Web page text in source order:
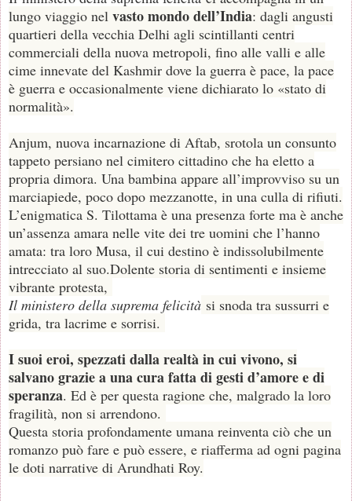
lungo viaggio nel vasto mondo dell’India: dagli angusti
quartieri della vecchia Delhi agli scintillanti centri
commerciali della nuova metropoli, fino alle valli e alle
cime innevate del Kashmir dove la guerra è pace, la pace
è guerra e occasionalmente viene dichiarato lo «stato di
normalità».
Anjum, nuova incarnazione di Aftab, srotola un consunto
tappeto persiano nel cimitero cittadino che ha eletto a
propria dimora. Una bambina appare all’improvviso su un
marciapiede, poco dopo mezzanotte, in una culla di rifiuti.
L’enigmatica S. Tilottama è una presenza forte ma è anche
un’assenza amara nelle vite dei tre uomini che l’hanno
amata: tra loro Musa, il cui destino è indissolubilmente
intrecciato al suo.Dolente storia di sentimenti e insieme
vibrante protesta,
Il ministero della suprema felicità si snoda tra sussurri e
grida, tra lacrime e sorrisi.
I suoi eroi, spezzati dalla realtà in cui vivono, si
salvano grazie a una cura fatta di gesti d’amore e di
speranza. Ed è per questa ragione che, malgrado la loro
fragilità, non si arrendono.
Questa storia profondamente umana reinventa ciò che un
romanzo può fare e può essere, e riafferma ad ogni pagina
le doti narrative di Arundhati Roy.